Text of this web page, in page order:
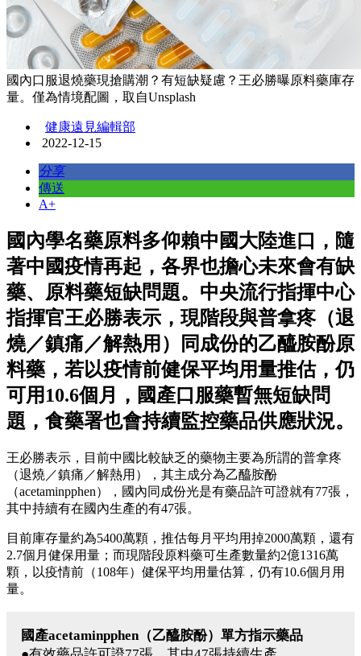
國內口服退燒藥現搶購潮？有短缺疑慮？王必勝曝原料藥庫存
量。僅為情境配圖，取自Unsplash
健康遠見編輯部
2022-12-15
分享
傳送
A+
國內學名藥原料多仰賴中國大陸進口，隨
著中國疫情再起，各界也擔心未來會有缺
藥、原料藥短缺問題。中央流行指揮中心
指揮官王必勝表示，現階段與普拿疼（退
燒／鎮痛／解熱用）同成份的乙醯胺酚原
料藥，若以疫情前健保平均用量推估，仍
可用10.6個月，國產口服藥暫無短缺問
題，食藥署也會持續監控藥品供應狀況。
王必勝表示，目前中國比較缺乏的藥物主要為所謂的普拿疼
（退燒／鎮痛／解熱用），其主成分為乙醯胺酚
（acetaminpphen），國內同成份光是有藥品許可證就有77張，
其中持續有在國內生產的有47張。
目前庫存量約為5400萬顆，推估每月平均用掉2000萬顆，還有
2.7個月健保用量；而現階段原料藥可生產數量約2億1316萬
顆，以疫情前（108年）健保平均用量估算，仍有10.6個月用
量。
國產acetaminpphen（乙醯胺酚）單方指示藥品